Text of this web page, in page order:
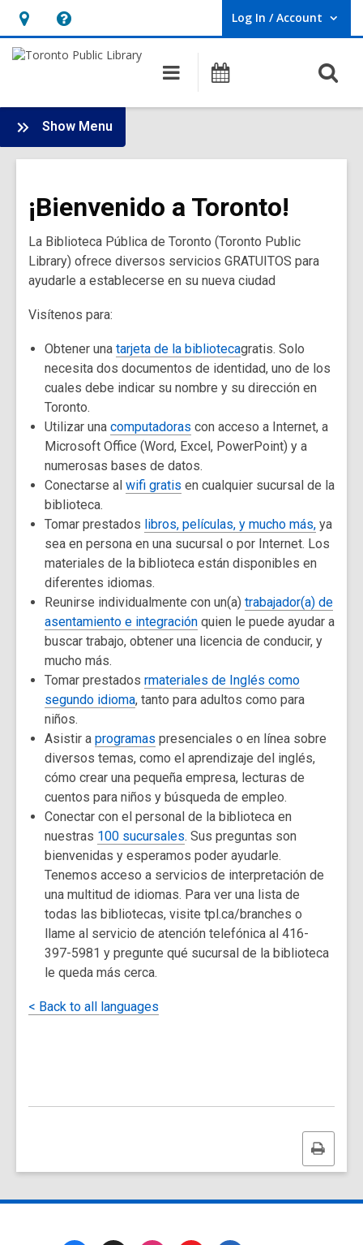
Hours
&
opens
an
overlay
Help,
opens
overlay
Log In / Account
User Log In / Account.
Main
navigation
Programs
Show Menu
New
to
¡Bienvenido a Toronto!
La Biblioteca Pública de Toronto (Toronto Public
Library) ofrece diversos servicios GRATUITOS para
ayudarle a establecerse en su nueva ciudad
Visítenos para:
Obtener una tarjeta de la bibliotecagratis. Solo
necesita dos documentos de identidad, uno de los
cuales debe indicar su nombre y su dirección en
Toronto.
Utilizar una computadoras con acceso a Internet, a
Microsoft Office (Word, Excel, PowerPoint) y a
numerosas bases de datos.
Conectarse al wifi gratis en cualquier sucursal de la
biblioteca.
Tomar prestados libros, películas, y mucho más, ya
sea en persona en una sucursal o por Internet. Los
materiales de la biblioteca están disponibles en
diferentes idiomas.
Reunirse individualmente con un(a) trabajador(a) de
asentamiento e integración quien le puede ayudar a
buscar trabajo, obtener una licencia de conducir, y
mucho más.
Tomar prestados rmateriales de Inglés como
segundo idioma, tanto para adultos como para
niños.
Asistir a programas presenciales o en línea sobre
diversos temas, como el aprendizaje del inglés,
cómo crear una pequeña empresa, lecturas de
cuentos para niños y búsqueda de empleo.
Conectar con el personal de la biblioteca en
nuestras 100 sucursales. Sus preguntas son
bienvenidas y esperamos poder ayudarle.
Tenemos acceso a servicios de interpretación de
una multitud de idiomas. Para ver una lista de
todas las bibliotecas, visite tpl.ca/branches o
llame al servicio de atención telefónica al 416-
397-5981 y pregunte qué sucursal de la biblioteca
le queda más cerca.
< Back to all languages
Print
this